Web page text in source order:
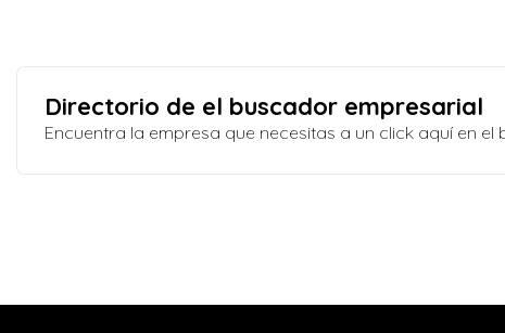
Directorio de el buscador empresarial
Encuentra la empresa que necesitas a un click aquí en